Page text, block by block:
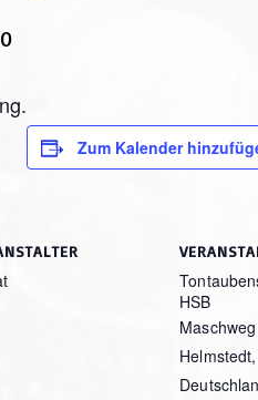
Zum Kalender
HSB
Helmstedt,